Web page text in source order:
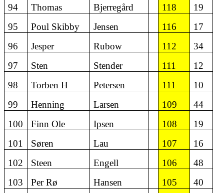
94
Thomas Bjerregård 118
19
95
Poul Skibby Jensen 116
17
96
Jesper Rubow 112
34
97
Sten Stender 111
12
98
Torben H Petersen 111
10
99
Henning Larsen 109
44
100
Finn Ole Ipsen 108
19
101
Søren Lau 107
16
102
Steen Engell 106
48
103
Per Rø Hansen 105
40